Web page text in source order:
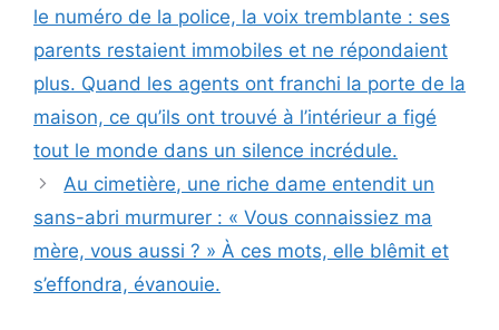
le numéro de la police, la voix tremblante : ses
parents restaient immobiles et ne répondaient
plus. Quand les agents ont franchi la porte de la
maison, ce qu’ils ont trouvé à l’intérieur a figé
tout le monde dans un silence incrédule.
Au cimetière, une riche dame entendit un
sans-abri murmurer : « Vous connaissiez ma
mère, vous aussi ? » À ces mots, elle blêmit et
s’effondra, évanouie.